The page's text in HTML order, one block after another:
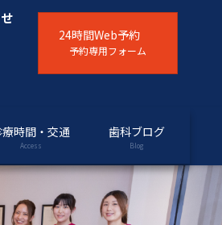
24時間Web予約
予約専用フォーム
療時間・交通
Access
歯科ブログ
Blog